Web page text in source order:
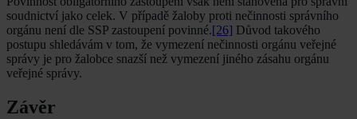
soudnictví jako celek. V případě žaloby proti nečinnosti správního
orgánu není dle SSP zastoupení povinné.[26] Důvod takového
postupu shledávám v tom, že vymezení nečinnosti orgánu veřejné
správy je pro žalobce snazší než vymezení jiného zásahu orgánu
veřejné správy.
Závěr